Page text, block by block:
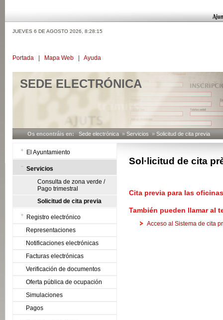
JUEVES 6 DE AGOSTO 2026, 8:28:15
Portada Mapa Web Ayuda
SEDE ELECTRÓNICA
Os encontráis en: Sede electrónica » Servicios » Solicitud de cita previa
El Ayuntamiento
Servicios
Consulta de zona verde /
Pago trimestral
Solicitud de cita previa
Registro electrónico
Representaciones
Notificaciones electrónicas
Facturas electrónicas
Verificación de documentos
Oferta pública de ocupación
Simulaciones
Pagos
Sol·licitud de cita
Cita previa para las
También pueden llamar al
Acceso al Sistema de cita